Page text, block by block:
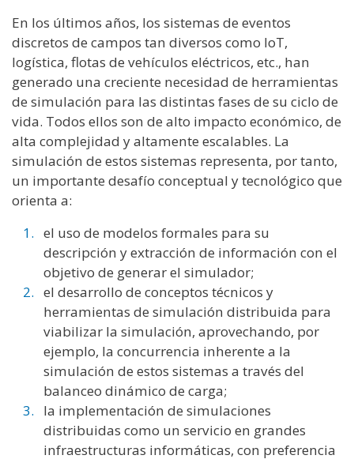
En los últimos años, los sistemas de eventos
discretos de campos tan diversos como IoT,
logística, flotas de vehículos eléctricos, etc., han
generado una creciente necesidad de herramientas
de simulación para las distintas fases de su ciclo de
vida. Todos ellos son de alto impacto económico, de
alta complejidad y altamente escalables. La
simulación de estos sistemas representa, por tanto,
un importante desafío conceptual y tecnológico que
orienta a:
el uso de modelos formales para su
descripción y extracción de información con el
objetivo de generar el simulador;
el desarrollo de conceptos técnicos y
herramientas de simulación distribuida para
viabilizar la simulación, aprovechando, por
ejemplo, la concurrencia inherente a la
simulación de estos sistemas a través del
balanceo dinámico de carga;
la implementación de simulaciones
distribuidas como un servicio en grandes
infraestructuras informáticas, con preferencia